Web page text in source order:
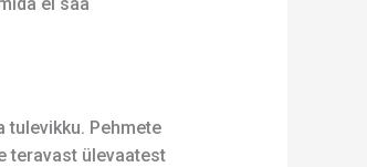
tulevikku. Pehmete
teravast ülevaatest